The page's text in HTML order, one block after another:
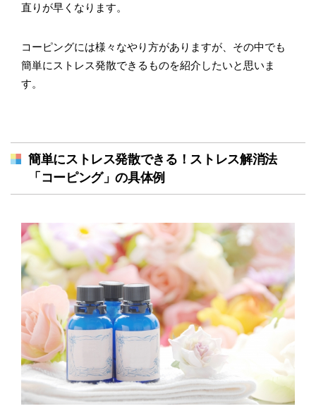
直りが早くなります。
コーピングには様々なやり方がありますが、その中でも
簡単にストレス発散できるものを紹介したいと思いま
す。
簡単にストレス発散できる！ストレス解消法
「コーピング」の具体例